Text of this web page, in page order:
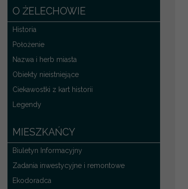
O ŻELECHOWIE
Historia
Położenie
Nazwa i herb miasta
Obiekty nieistniejące
Ciekawostki z kart historii
Legendy
MIESZKAŃCY
Biuletyn Informacyjny
Zadania inwestycyjne i remontowe
Ekodoradca